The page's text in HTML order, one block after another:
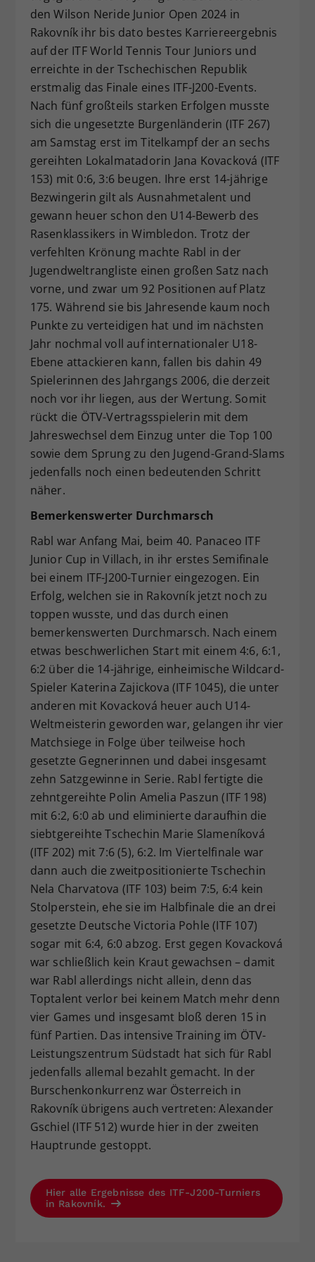
den Wilson Neride Junior Open 2024 in
Rakovník ihr bis dato bestes Karriereergebnis
auf der ITF World Tennis Tour Juniors und
erreichte in der Tschechischen Republik
erstmalig das Finale eines ITF-J200-Events.
Nach fünf großteils starken Erfolgen musste
sich die ungesetzte Burgenländerin (ITF 267)
am Samstag erst im Titelkampf der an sechs
gereihten Lokalmatadorin Jana Kovacková (ITF
153) mit 0:6, 3:6 beugen. Ihre erst 14-jährige
Bezwingerin gilt als Ausnahmetalent und
gewann heuer schon den U14-Bewerb des
Rasenklassikers in Wimbledon. Trotz der
verfehlten Krönung machte Rabl in der
Jugendweltrangliste einen großen Satz nach
vorne, und zwar um 92 Positionen auf Platz
175. Während sie bis Jahresende kaum noch
Punkte zu verteidigen hat und im nächsten
Jahr nochmal voll auf internationaler U18-
Ebene attackieren kann, fallen bis dahin 49
Spielerinnen des Jahrgangs 2006, die derzeit
noch vor ihr liegen, aus der Wertung. Somit
rückt die ÖTV-Vertragsspielerin mit dem
Jahreswechsel dem Einzug unter die Top 100
sowie dem Sprung zu den Jugend-Grand-Slams
jedenfalls noch einen bedeutenden Schritt
näher.
Bemerkenswerter Durchmarsch
Rabl war Anfang Mai, beim 40. Panaceo ITF
Junior Cup in Villach, in ihr erstes Semifinale
bei einem ITF-J200-Turnier eingezogen. Ein
Erfolg, welchen sie in Rakovník jetzt noch zu
toppen wusste, und das durch einen
bemerkenswerten Durchmarsch. Nach einem
etwas beschwerlichen Start mit einem 4:6, 6:1,
6:2 über die 14-jährige, einheimische Wildcard-
Spieler Katerina Zajickova (ITF 1045), die unter
anderen mit Kovacková heuer auch U14-
Weltmeisterin geworden war, gelangen ihr vier
Matchsiege in Folge über teilweise hoch
gesetzte Gegnerinnen und dabei insgesamt
zehn Satzgewinne in Serie. Rabl fertigte die
zehntgereihte Polin Amelia Paszun (ITF 198)
mit 6:2, 6:0 ab und eliminierte daraufhin die
siebtgereihte Tschechin Marie Slameníková
(ITF 202) mit 7:6 (5), 6:2. Im Viertelfinale war
dann auch die zweitpositionierte Tschechin
Nela Charvatova (ITF 103) beim 7:5, 6:4 kein
Stolperstein, ehe sie im Halbfinale die an drei
gesetzte Deutsche Victoria Pohle (ITF 107)
sogar mit 6:4, 6:0 abzog. Erst gegen Kovacková
war schließlich kein Kraut gewachsen – damit
war Rabl allerdings nicht allein, denn das
Toptalent verlor bei keinem Match mehr denn
vier Games und insgesamt bloß deren 15 in
fünf Partien. Das intensive Training im ÖTV-
Leistungszentrum Südstadt hat sich für Rabl
jedenfalls allemal bezahlt gemacht. In der
Burschenkonkurrenz war Österreich in
Rakovník übrigens auch vertreten: Alexander
Gschiel (ITF 512) wurde hier in der zweiten
Hauptrunde gestoppt.
Hier alle Ergebnisse des ITF-J200-Turniers
in Rakovník.
Zweck
Dieser Wert speichert Ihre Consent-
Einstellungen. Unter anderem eine
zufällig generierte ID, für die
historische Speicherung Ihrer
vorgenommen Einstellungen, falls der
Webseiten-Betreiber dies eingestellt
hat.